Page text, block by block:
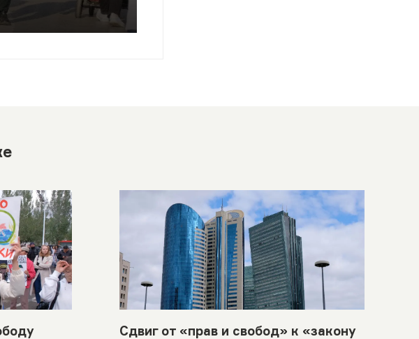
Сдвиг от «прав и свобод» к «закону